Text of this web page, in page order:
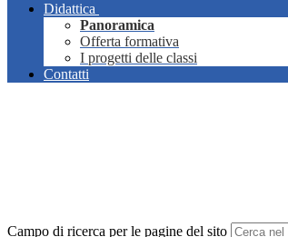
Didattica
Panoramica
Offerta formativa
I progetti delle classi
Contatti
Campo di ricerca per le pagine del sito